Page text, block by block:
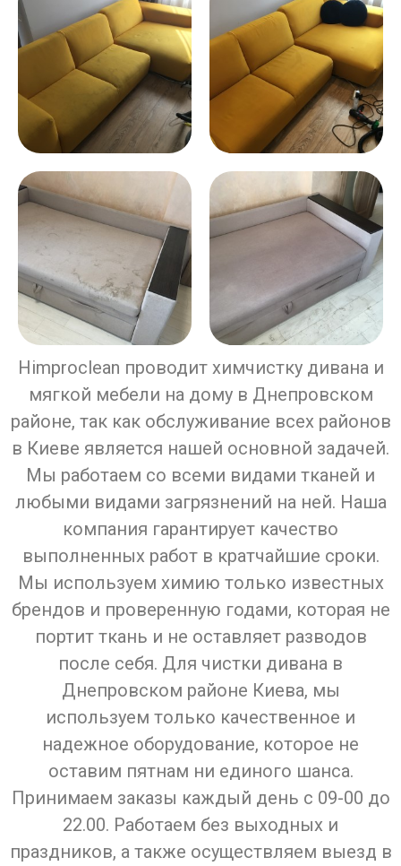
Himproclean проводит химчистку дивана и
мягкой мебели на дому в Днепровском
районе, так как обслуживание всех районов
в Киеве является нашей основной задачей.
Мы работаем со всеми видами тканей и
любыми видами загрязнений на ней. Наша
компания гарантирует качество
выполненных работ в кратчайшие сроки.
Мы используем химию только известных
брендов и проверенную годами, которая не
портит ткань и не оставляет разводов
после себя. Для чистки дивана в
Днепровском районе Киева, мы
используем только качественное и
надежное оборудование, которое не
оставим пятнам ни единого шанса.
Принимаем заказы каждый день с 09-00 до
22.00. Работаем без выходных и
праздников, а также осуществляем выезд в